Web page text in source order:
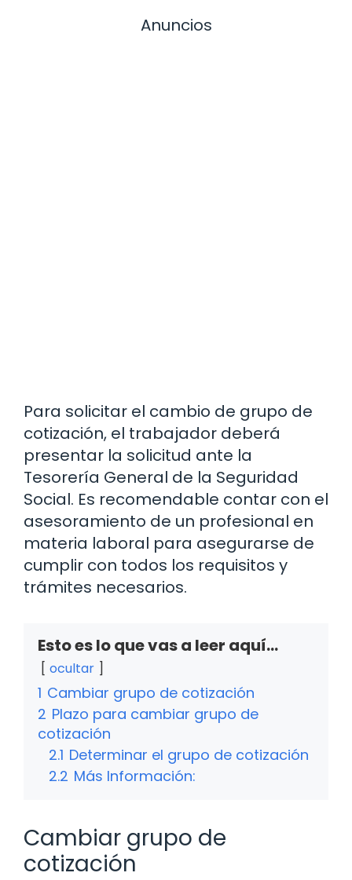
Anuncios
Para solicitar el cambio de grupo de
cotización, el trabajador deberá
presentar la solicitud ante la
Tesorería General de la Seguridad
Social. Es recomendable contar con el
asesoramiento de un profesional en
materia laboral para asegurarse de
cumplir con todos los requisitos y
trámites necesarios.
Esto es lo que vas a leer aquí...
ocultar
1 Cambiar grupo de cotización
2 Plazo para cambiar grupo de
cotización
2.1 Determinar el grupo de cotización
2.2 Más Información:
Cambiar grupo de
cotización